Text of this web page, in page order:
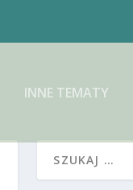
INNE TEMATY